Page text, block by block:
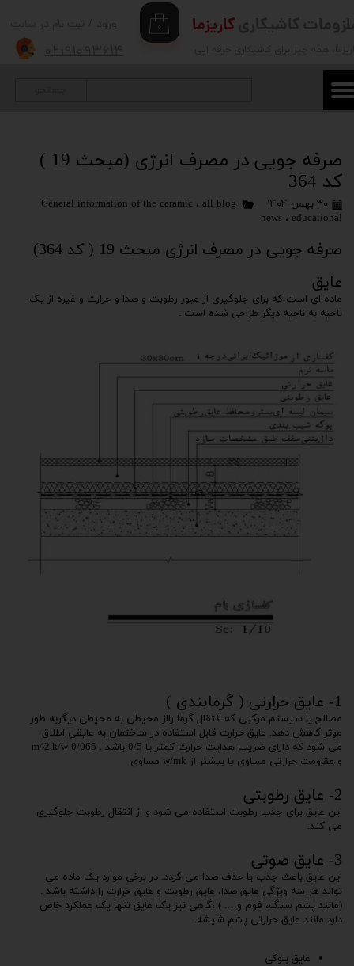
۰
تغییر گذر واژه
سفارشات
کاریزما
صرفه جویی در مصرف انرژی (مبحث 19 )
کد 364
۳۰ بهمن ۱۴۰۴ General information of the ceramic ، all blog
news ، educational
صرفه جویی در مصرف انرژی مبحث 19 ( کد 364)
عایق
ماده ای است که برای جلوگیری از عبور رطوبت و صدا و حرارت و غیره از یک
ناحیه به ناحیه دیگر طراحی شده است .
1- عایق حرارتی ( گرمابندی )
مصالح یا سیستم مرکبی که انتقال گرما رااز محیطی به محیطی دیگربه طور
موثر کاهش دهد. عایق حرارت قابل استفاده در ساختمان به عایقی اطلاق
می شود که دارای ضریب هدایت حرارت کمتر یا 0/5 باشد . m^2.k/w 0/065
و مقاومت حرارتی مساوی یا بیشتر از w/mk مساوی
2- عایق رطوبتی
این عایق برای جذب رطوبت استفاده می شود و از انتقال رطوبت جلوگیری
می کند.
3- عایق صوتی
این عایق باعث جذب یا حذف صدا می گردد. در برخی موارد یک ماده می
تواند هر سه ویژگی عایق صدا، عایق رطوبت و عایق حرارت را داشته باشد .
(مانند پشم سنگ، فوم و…. ) ،گاهی نیز یک عایق تنها یک عملکرد خاص
دارد مانند عایق حرارتی پشم شیشه.
عایق بلوکی